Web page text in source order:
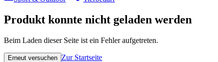
Produkt konnte nicht geladen werden
Beim Laden dieser Seite ist ein Fehler aufgetreten.
Erneut versuchen Zur Startseite